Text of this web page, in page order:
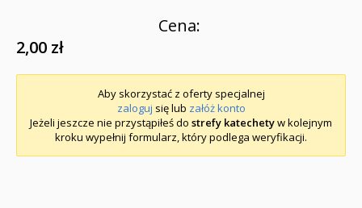
Cena:
2,00 zł
Aby skorzystać z oferty specjalnej
zaloguj się lub załóż konto
Jeżeli jeszcze nie przystąpiłeś do strefy katechetyw kolejnym
kroku wypełnij formularz, który podlega weryfikacji.